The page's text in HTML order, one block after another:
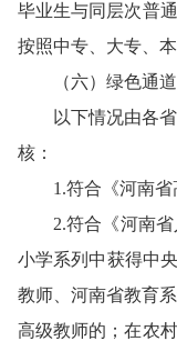
毕业生与同层次普
按照中专、大专、
（六）绿色通
以下情况由各
核：
1.符合《河南
2.符合《河南
小学系列中获得中
教师、河南省教育
高级教师的；在农